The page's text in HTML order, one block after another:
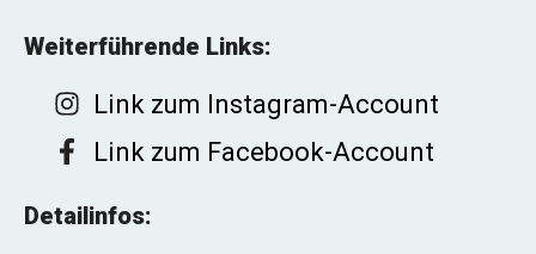
Weiterführende Links:
Link zum Instagram-Account
Link zum Facebook-Account
Detailinfos: